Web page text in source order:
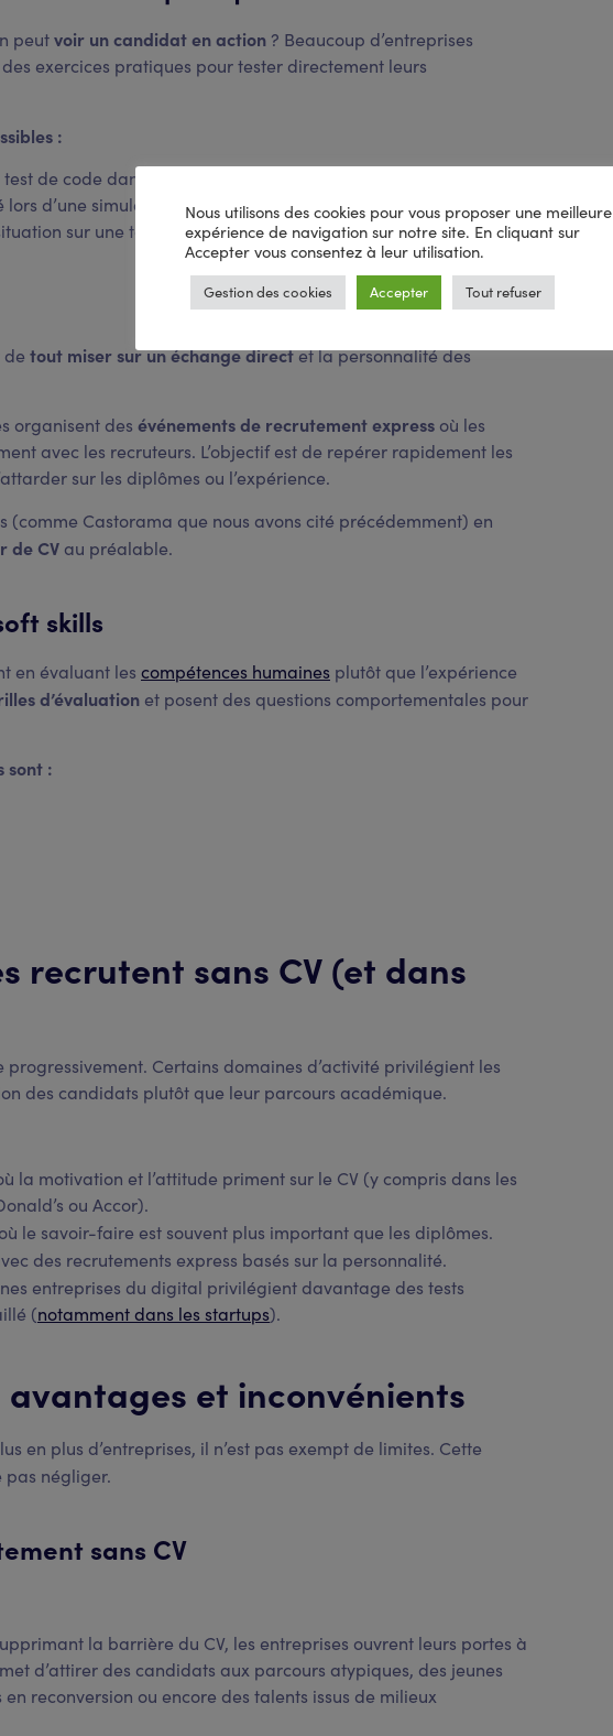
peutvoir un candidat en action ? Beaucoup d’entreprises
exercices pratiques pour tester directement leurs
:
de code dans le cadre d’un
d’une simulation d’appel client.
sur une tâche spécifique.
de tout miser sur un échange directet la personnalité des
organisent des événements de recrutement express où les
avec les recruteurs. L’objectif est de repérer rapidement les
sur les diplômes ou l’expérience.
(comme Castorama que nous avons cité précédemment) en
de CV au préalable.
skills
en évaluant les compétences humaines plutôt que l’expérience
d’évaluation et posent des questions comportementales pour
sont :
recrutent sans CV (et dans
progressivement. Certains domaines d’activité privilégient les
des candidats plutôt que leur parcours académique.
la motivation et l’attitude priment sur le CV (y compris dans les
ou Accor).
le savoir-faire est souvent plus important que les diplômes.
des recrutements express basés sur la personnalité.
entreprises du digital privilégient davantage des tests
(notamment dans les startups).
avantages et inconvénients
en plus d’entreprises, il n’est pas exempt de limites. Cette
pas négliger.
sans CV
la barrière du CV, les entreprises ouvrent leurs portes à
d’attirer des candidats aux parcours atypiques, des jeunes
reconversion ou encore des talents issus de milieux
Nous utilisons des cookies pour vous proposer une meilleure
expérience de navigation sur notre site. En cliquant sur
Accepter vous consentez à leur utilisation.
Gestion des cookies Accepter Tout refuser